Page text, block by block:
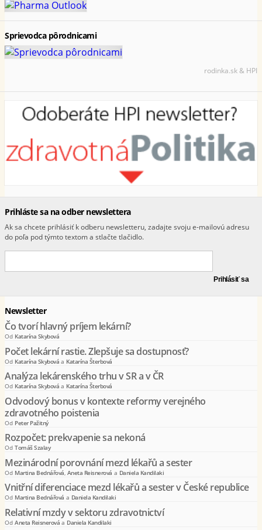
Sprievodca pôrodnicami
rodinka.sk & HPI
Prihláste sa na odber newslettera
Ak sa chcete prihlásiť k odberu newsletteru, zadajte svoju e-mailovú adresu
do poľa pod týmto textom a stlačte tlačidlo.
Newsletter
Čo tvorí hlavný príjem lekární?
Od Katarína Skybová
Počet lekární rastie. Zlepšuje sa dostupnosť?
Od Katarína Skybová a Katarína Šterbová
Analýza lekárenského trhu v SR a v ČR
Od Katarína Skybová a Katarína Šterbová
Odvodový bonus v kontexte reformy verejného
zdravotného poistenia
Od Peter Pažitný
Rozpočet: prekvapenie sa nekoná
Od Tomáš Szalay
Mezinárodní porovnání mezd lékařů a sester
Od Martina Bednářová Aneta Reisnerová a Daniela Kandilaki
Vnitřní diferenciace mezd lékařů a sester v České republice
Od Martina Bednářová a Daniela Kandilaki
Relativní mzdy v sektoru zdravotnictví
Od Aneta Reisnerová a Daniela Kandilaki